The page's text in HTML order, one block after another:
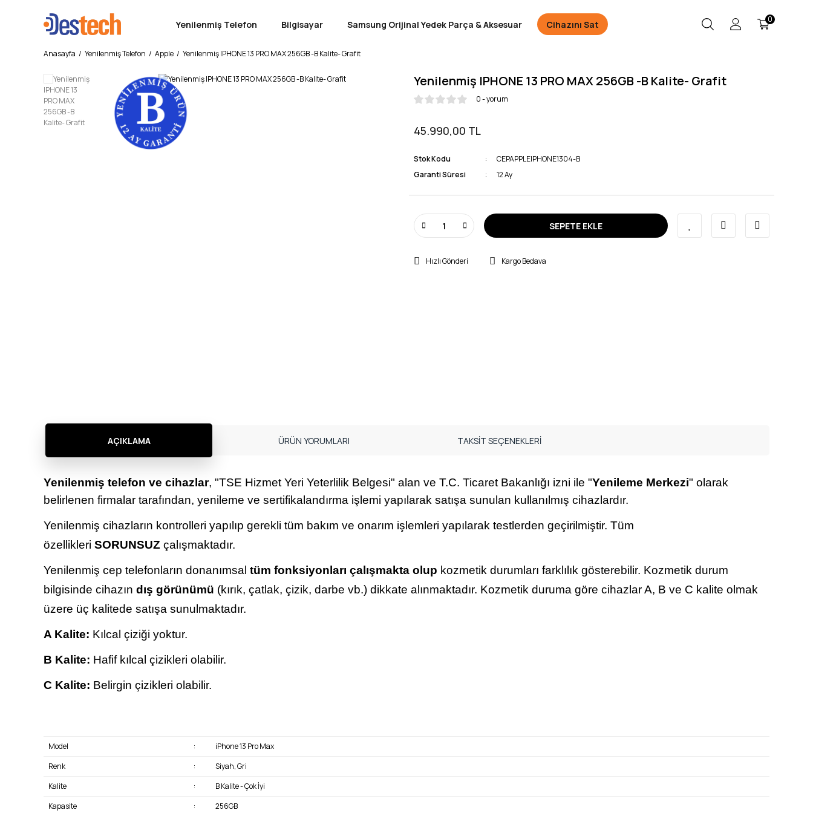
Yenilenmiş Telefon Bilgisayar Samsung Orijinal Yedek Parça & Aksesuar Cihazını Sat 0
Anasayfa Yenilenmiş Telefon Apple Yenilenmiş IPHONE 13 PRO MAX 256GB -B Kalite- Grafit
Yenilenmiş IPHONE 13 PRO MAX 256GB -B Kalite- Grafit
0 - yorum
45.990,00 TL
Stok Kodu
CEPAPPLEIPHONE1304-B
Garanti Süresi
12 Ay
SEPETE EKLE
Hızlı Gönderi Kargo Bedava
AÇIKLAMA ÜRÜN YORUMLARI TAKSİT SEÇENEKLERİ
Yenilenmiş telefon ve cihazlar, "TSE Hizmet Yeri Yeterlilik Belgesi" alan ve T.C. Ticaret Bakanlığı izni ile "Yenileme Merkezi" olarak
belirlenen firmalar tarafından, yenileme ve sertifikalandırma işlemi yapılarak satışa sunulan kullanılmış cihazlardır.
Yenilenmiş cihazların kontrolleri yapılıp gerekli tüm bakım ve onarım işlemleri yapılarak testlerden geçirilmiştir. Tüm
özellikleri SORUNSUZ çalışmaktadır.
Yenilenmiş cep telefonların donanımsal tüm fonksiyonları çalışmakta olup kozmetik durumları farklılık gösterebilir. Kozmetik durum
bilgisinde cihazın dış görünümü (kırık, çatlak, çizik, darbe vb.) dikkate alınmaktadır. Kozmetik duruma göre cihazlar A, B ve C kalite olmak
üzere üç kalitede satışa sunulmaktadır.
A Kalite: Kılcal çiziği yoktur.
B Kalite: Hafif kılcal çizikleri olabilir.
C Kalite: Belirgin çizikleri olabilir.
Model :
iPhone 13 Pro Max
Renk
:
Siyah, Gri
Kalite
:
B Kalite - Çok İyi
Kapasite
: 256GB